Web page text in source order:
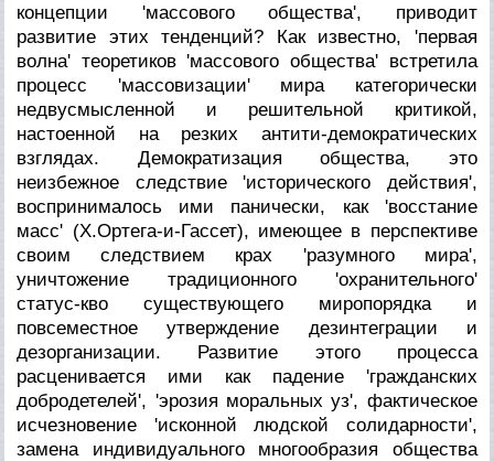
концепции 'массового общества', приводит
развитие этих тенденций? Как известно, 'первая
волна' теоретиков 'массового общества' встретила
процесс 'массовизации' мира категорически
недвусмысленной и решительной критикой,
настоенной на резких антити-демократических
взглядах. Демократизация общества, это
неизбежное следствие 'исторического действия',
воспринималось ими панически, как 'восстание
масс' (Х.Ортега-и-Гассет), имеющее в перспективе
своим следствием крах 'разумного мира',
уничтожение традиционного 'охранительного'
статус-кво существующего миропорядка и
повсеместное утверждение дезинтеграции и
дезорганизации. Развитие этого процесса
расценивается ими как падение 'гражданских
добродетелей', 'эрозия моральных уз', фактическое
исчезновение 'исконной людской солидарности',
замена индивидуального многообразия общества